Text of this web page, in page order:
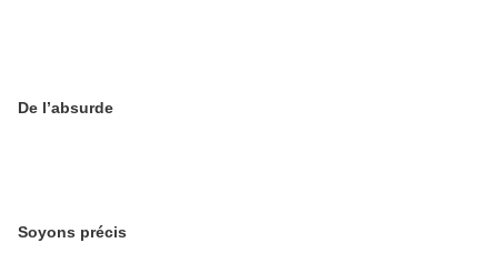
De l’absurde
Soyons précis